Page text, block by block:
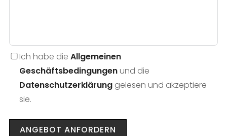
Ich habe die Allgemeinen
Geschäftsbedingungenund die
Datenschutzerklärunggelesen und akzeptiere
sie.
ANGEBOT ANFORDERN